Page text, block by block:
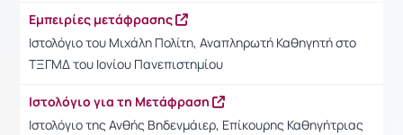
Εμπειρίες μετάφρασης
Ιστολόγιο του Μιχάλη Πολίτη, Αναπληρωτή Καθηγητή στο
ΤΞΓΜΔ του Ιονίου Πανεπιστημίου
Ιστολόγιο για τη Μετάφραση
Ιστολόγιο της Ανθής Βηδενμάιερ, Επίκουρης Καθηγήτριας